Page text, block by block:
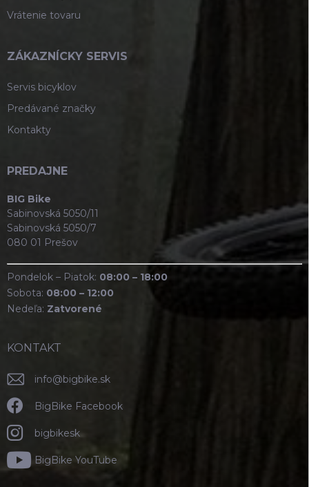
Vrátenie tovaru
ZÁKAZNÍCKY SERVIS
Servis bicyklov
Predávané značky
Kontakty
PREDAJNE
BIG Bike
Sabinovská 5050/11
Sabinovská 5050/7
080 01 Prešov
Pondelok – Piatok: 08:00 – 18:00
Sobota: 08:00 – 12:00
Nedeľa: Zatvorené
KONTAKT
info@bigbike.sk
BigBike Facebook
bigbikesk
BigBike YouTube